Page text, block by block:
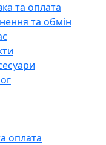
та оплата
та обмін
оплата